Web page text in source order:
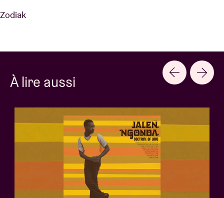
Zodiak
À lire aussi